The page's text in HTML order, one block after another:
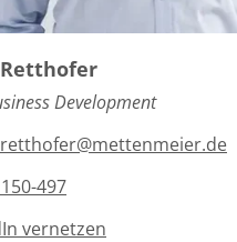
Development
497
vernetzen